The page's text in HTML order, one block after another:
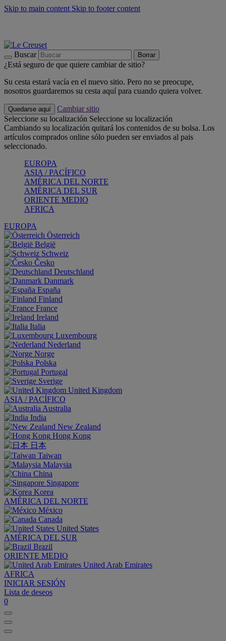
Skip to main content Skip to footer content
Buscar Borrar
¿Está seguro de que quiere cambiar de sitio?
Su cesta estará vacía en el nuevo sitio. Pero no se preocupe,
nosotros guardaremos su cesta aquí para cuando quiera volver.
Quedarse aquí
Cambiar sitio
Seleccione su localización Seleccione su localización
Cambiando su localización quitará los contenidos de su bolsa. Los
artículos comprados online sólo pueden ser enviados al pais
seleccionado.
EUROPA
ASIA / PACÍFICO
AMÉRICA DEL NORTE
AMÉRICA DEL SUR
ORIENTE MEDIO
AFRICA
EUROPA
Österreich
België
Schweiz
Česko
Deutschland
Danmark
España
Finland
France
Ireland
Italia
Luxembourg
Nederland
Norge
Polska
Portugal
Sverige
United Kingdom
ASIA / PACÍFICO
Australia
India
New Zealand
Hong Kong
日本
Taiwan
Malaysia
China
Singapore
Korea
AMÉRICA DEL NORTE
México
Canada
United States
AMÉRICA DEL SUR
Brazil
ORIENTE MEDIO
United Arab Emirates
AFRICA
INICIAR SESIÓN
Lista de deseos
0